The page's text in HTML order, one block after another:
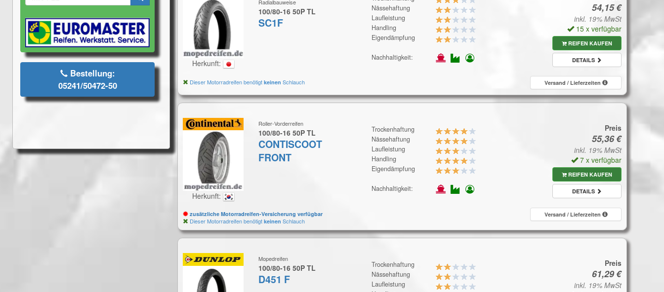
Bestellung:
05241/50472-50
Herkunft:
Radialbauweise
100/80-16 50P TL
SC1F
Nässehaftung
Laufleistung
Handling
Eigendämpfung
Nachhaltigkeit:
inkl. 19% MwSt
15 x verfügbar
REIFEN KAUFEN
DETAILS
Dieser Motorradreifen benötigt keinen Schlauch Versand / Lieferzeiten
Herkunft:
Roller-Vorderreifen
100/80-16 50P TL
CONTISCOOT
FRONT
Trockenhaftung
Nässehaftung
Laufleistung
Handling
Eigendämpfung
Nachhaltigkeit:
Preis
inkl. 19% MwSt
7 x verfügbar
REIFEN KAUFEN
DETAILS
zusätzliche Motorradreifen-Versicherung verfügbar
Dieser Motorradreifen benötigt keinen Schlauch
Versand / Lieferzeiten
Mopedreifen
100/80-16 50P TL
D451 F
Trockenhaftung
Nässehaftung
Laufleistung
Preis
inkl. 19% MwSt